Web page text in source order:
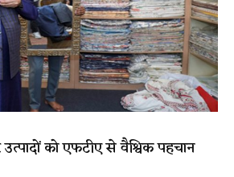
उत्पादों को एफटीए से वैश्विक पहचान